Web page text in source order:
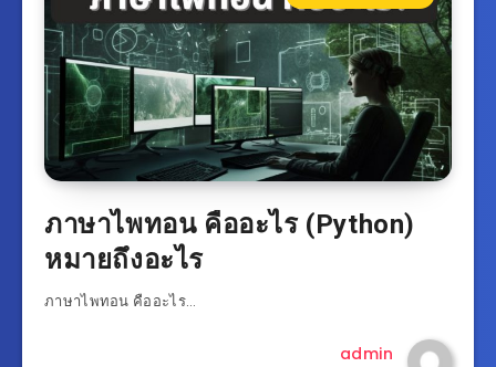
ภาษาไพทอน คืออะไร (Python)
หมายถึงอะไร
ภาษาไพทอน คืออะไร…
admin